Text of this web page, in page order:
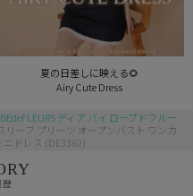
夏の日差しに映える🌻
Airy Cute Dress
ディア バイ ローブドフルー
リーブ プリーツ オープンバスト ワンカ
ドレス (DE3362)
歴